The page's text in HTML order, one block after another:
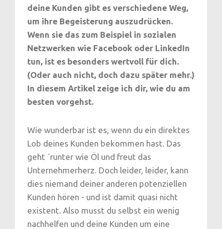
deine Kunden gibt es verschiedene Weg,
um ihre Begeisterung auszudrücken.
Wenn sie das zum Beispiel in sozialen
Netzwerken wie Facebook oder LinkedIn
tun, ist es besonders wertvoll für dich.
(Oder auch nicht, doch dazu später mehr.)
In diesem Artikel zeige ich dir, wie du am
besten vorgehst.
Wie wunderbar ist es, wenn du ein direktes
Lob deines Kunden bekommen hast. Das
geht ´runter wie Öl und freut das
Unternehmerherz. Doch leider, leider, kann
dies niemand deiner anderen potenziellen
Kunden hören - und ist damit quasi nicht
existent. Also musst du selbst ein wenig
nachhelfen und deine Kunden um eine